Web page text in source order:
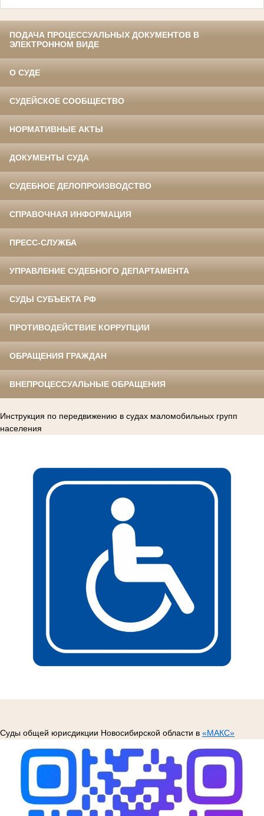
ПОДАЧА ПРОЦЕССУАЛЬНЫХ ДОКУМЕНТОВ В
ЭЛЕКТРОННОМ ВИДЕ
О СУДЕ
СУДЕЙСКОЕ СООБЩЕСТВО
НОРМАТИВНЫЕ АКТЫ
ДОКУМЕНТЫ СУДА
СУДЕБНОЕ ДЕЛОПРОИЗВОДСТВО
СПРАВОЧНАЯ ИНФОРМАЦИЯ
ПРЕСС-СЛУЖБА
УПРАВЛЕНИЕ СУДЕБНОГО ДЕПАРТАМЕНТА
СУДЫ СУБЪЕКТА РФ
ПРОТИВОДЕЙСТВИЕ КОРРУПЦИИ
ОБРАЩЕНИЯ ГРАЖДАН
ВНЕПРОЦЕССУАЛЬНЫЕ ОБРАЩЕНИЯ
Инструкция по передвижению в судах маломобильных групп
населения
Суды общей юрисдикции Новосибирской области в «МАКС»